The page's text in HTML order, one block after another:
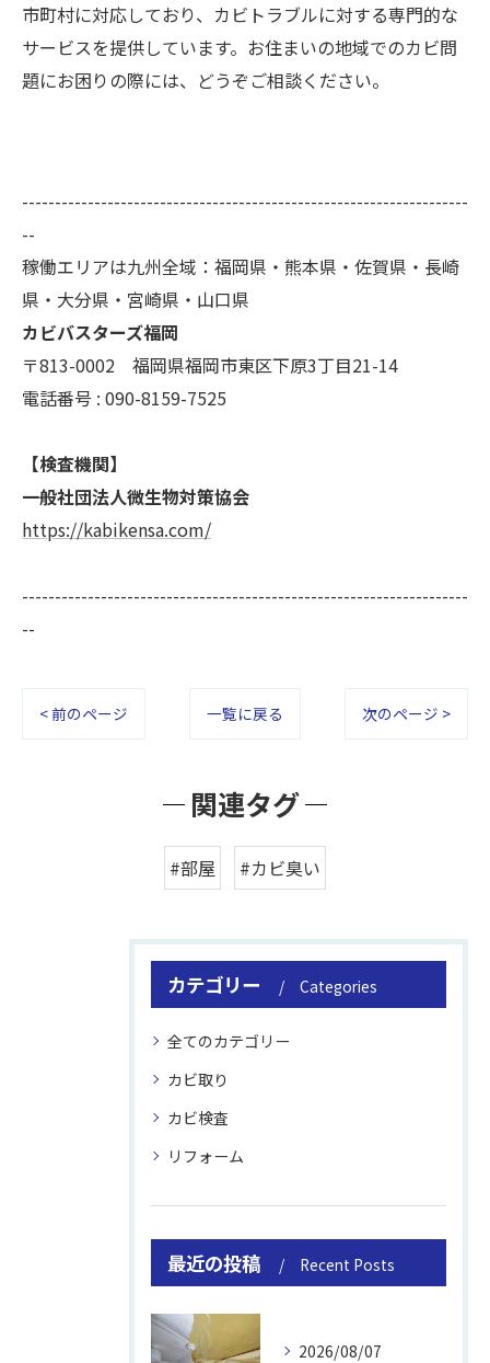
市町村に対応しており、カビトラブルに対する専門的な
サービスを提供しています。お住まいの地域でのカビ問
題にお困りの際には、どうぞご相談ください。
--------------------------------------------------------------------
--
稼働エリアは九州全域：福岡県・熊本県・佐賀県・長崎
県・大分県・宮崎県・山口県
カビバスターズ福岡
〒813-0002 福岡県福岡市東区下原3丁目21-14
電話番号 : 090-8159-7525
【検査機関】
一般社団法人微生物対策協会
https://kabikensa.com/
--------------------------------------------------------------------
--
< 前のページ 一覧に戻る 次のページ >
関連タグ
#部屋 #カビ臭い
カテゴリー Categories
全てのカテゴリー
カビ取り
カビ検査
リフォーム
最近の投稿 Recent Posts
2026/08/07